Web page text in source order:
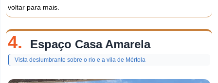
voltar para mais.
4. Espaço Casa Amarela
Vista deslumbrante sobre o rio e a vila de Mértola